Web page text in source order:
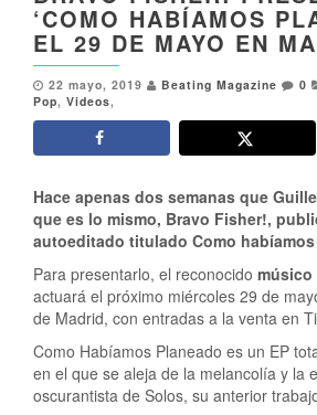
‘COMO HABÍAMOS
EL 29 DE MAYO EN
22 mayo, 2019 Beating Magazine 0
Pop, Videos,
Hace apenas dos semanas que
que es lo mismo, Bravo Fisher!,
autoeditado titulado Como
Para presentarlo, el reconocido
actuará el próximo miércoles 29 de
de Madrid, con entradas a la venta en
Como Habíamos Planeado es un EP
en el que se aleja de la melancolía y la
oscurantista de Solos, su anterior